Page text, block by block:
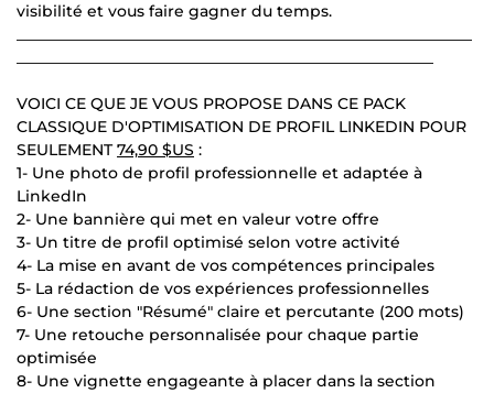
visibilité et vous faire gagner du temps.
VOICI CE QUE JE VOUS PROPOSE DANS CE PACK
CLASSIQUE D'OPTIMISATION DE PROFIL LINKEDIN POUR
SEULEMENT74,90 $US :
1- Une photo de profil professionnelle et adaptée à
LinkedIn
2- Une bannière qui met en valeur votre offre
3- Un titre de profil optimisé selon votre activité
4- La mise en avant de vos compétences principales
5- La rédaction de vos expériences professionnelles
6- Une section "Résumé" claire et percutante (200 mots)
7- Une retouche personnalisée pour chaque partie
optimisée
8- Une vignette engageante à placer dans la section